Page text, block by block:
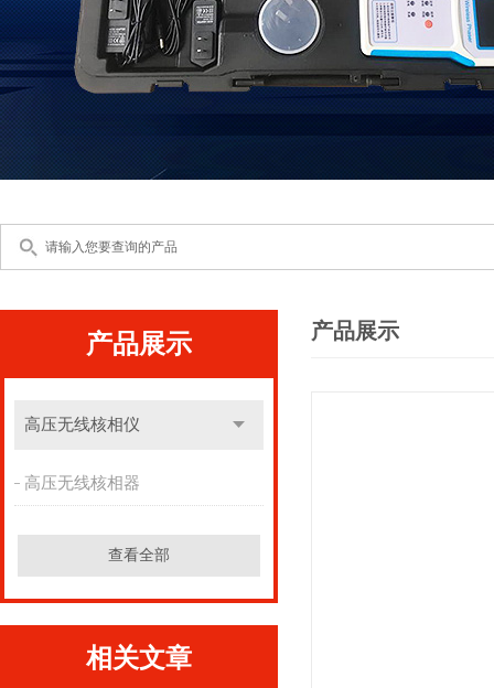
产品展示
高压无线核相仪
高压无线核相器
查看全部
相关文章
产品展示